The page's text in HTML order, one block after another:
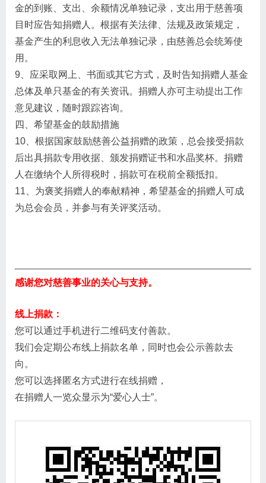
金的到账、支出、余额情况单独记录，支出用于慈善项
目时应告知捐赠人。根据有关法律、法规及政策规定，
基金产生的利息收入无法单独记录，由慈善总会统筹使
用。
9、应采取网上、书面或其它方式，及时告知捐赠人基金
总体及单只基金的有关资讯。捐赠人亦可主动提出工作
意见建议，随时跟踪咨询。
四、希望基金的鼓励措施
10、根据国家鼓励慈善公益捐赠的政策，总会接受捐款
后出具捐款专用收据、颁发捐赠证书和水晶奖杯。捐赠
人在缴纳个人所得税时，捐款可在税前全额抵扣。
11、为褒奖捐赠人的奉献精神，希望基金的捐赠人可成
为总会会员，并参与有关评奖活动。
感谢您对慈善事业的关心与支持。
线上捐款：
您可以通过手机进行二维码支付善款。
我们会定期公布线上捐款名单，同时也会公示善款去
向。
您可以选择匿名方式进行在线捐赠，
在捐赠人一览众显示为“爱心人士”。